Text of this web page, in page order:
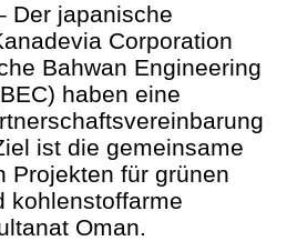
Der japanische
Corporation
Bahwan Engineering
haben eine
ist die gemeinsame
Projekten für grünen
kohlenstoffarme
Oman.